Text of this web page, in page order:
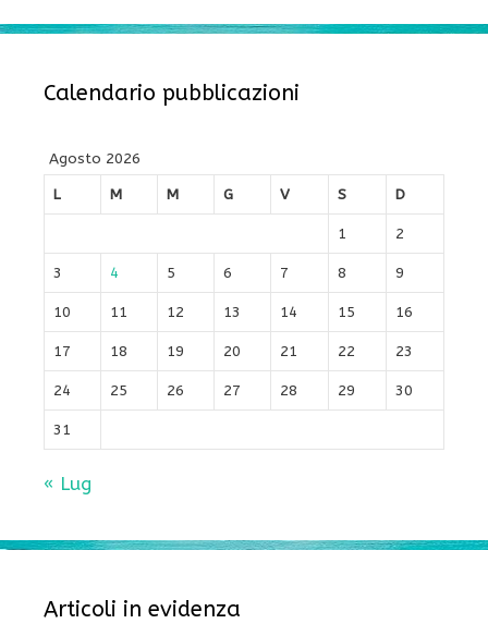
Calendario pubblicazioni
Agosto 2026
L
M M G V S D
1 2
3 4 5 6 7 8 9
10 11 12 13 14 15 16
17 18 19 20 21 22 23
24 25 26 27 28 29 30
31
« Lug
Articoli in evidenza